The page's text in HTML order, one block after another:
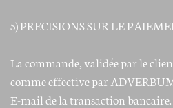
5) PRECISIONS SUR LE
La commande, validée par le
comme effective par
E-mail de la transaction bancaire.